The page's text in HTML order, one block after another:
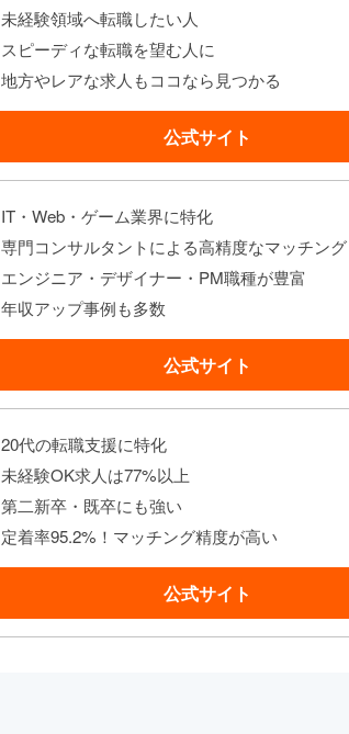
未経験領域へ転職したい人
スピーディな転職を望む人に
地方やレアな求人もココなら見つかる
公式サイト
IT・Web・ゲーム業界に特化
専門コンサルタントによる高精度なマッチング
エンジニア・デザイナー・PM職種が豊富
年収アップ事例も多数
公式サイト
20代の転職支援に特化
未経験OK求人は77%以上
第二新卒・既卒にも強い
定着率95.2%！マッチング精度が高い
公式サイト